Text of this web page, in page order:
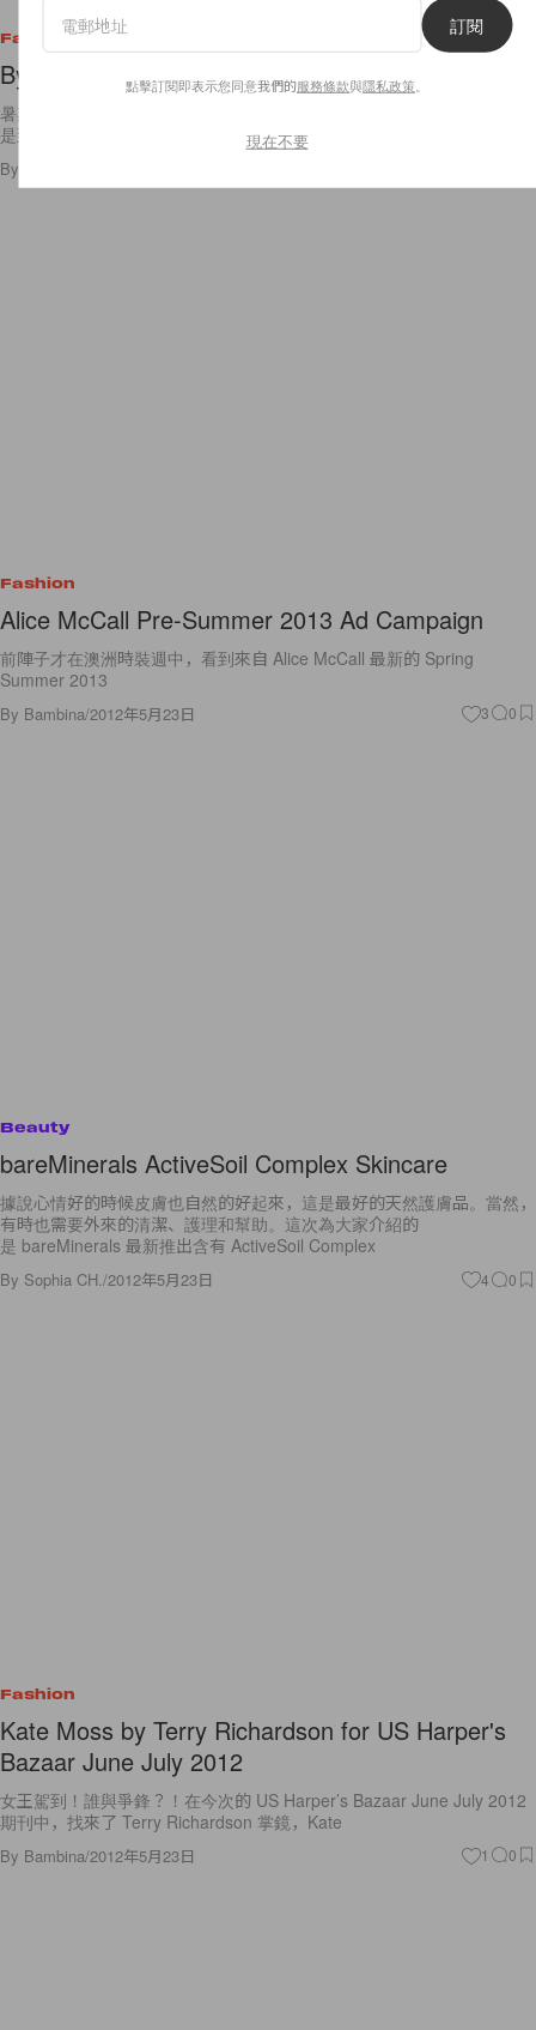
Fashion
Byredo Gypsy Water
暑期就要到來，大家安排好今個假期了嗎？是要到海邊嗅嗅海的味道，還
是到山上捕捉夏日的涼爽明媚呢？在計劃敲定前，先跟著 Byredo
By
Fashion
Alice McCall Pre-Summer 2013 Ad Campaign
前陣子才在澳洲時裝週中，看到來自 Alice McCall 最新的 Spring
Summer 2013
By Bambina/2012年5月23日 3 0
Beauty
bareMinerals ActiveSoil Complex Skincare
據說心情好的時候皮膚也自然的好起來，這是最好的天然護膚品。當然，
有時也需要外來的清潔、護理和幫助。這次為大家介紹的
是 bareMinerals 最新推出含有 ActiveSoil Complex
By Sophia CH./2012年5月23日 4 0
Fashion
Kate Moss by Terry Richardson for US Harper's
Bazaar June July 2012
女王駕到！誰與爭鋒？！在今次的 US Harper’s Bazaar June July 2012
期刊中，找來了 Terry Richardson 掌鏡，Kate
By Bambina/2012年5月23日 1 0
訂閱
點擊訂閱即表示您同意我們的服務條款與隱私政策
現在不要